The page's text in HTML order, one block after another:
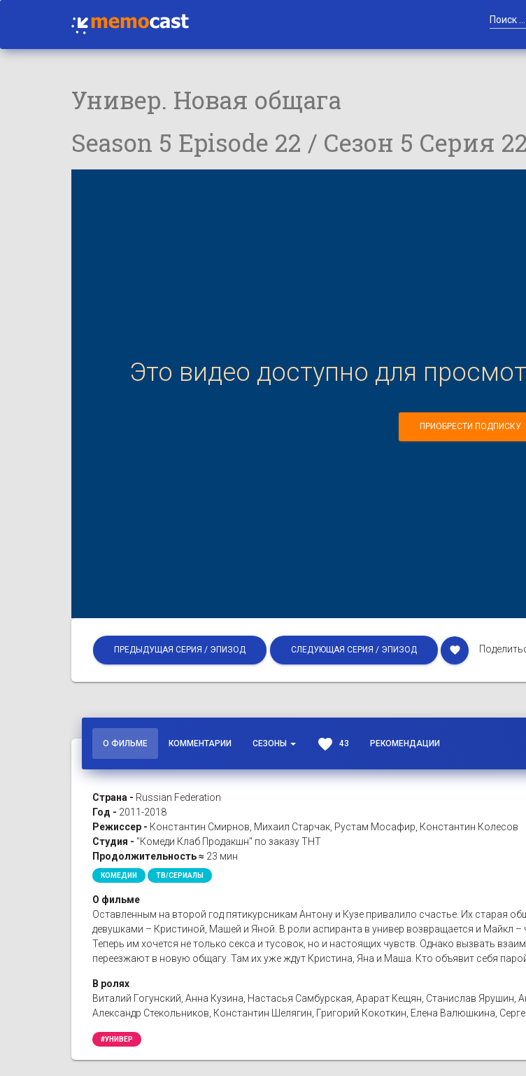
Универ. Новая общага
Season 5 Episode 22 / Сезон 5 Серия 22
Это видео доступно для
ПРИОБРЕСТИ ПОДПИСКУ
ПРЕДЫДУЩАЯ СЕРИЯ / ЭПИЗОД СЛЕДУЮЩАЯ СЕРИЯ / ЭПИЗОД favorite
О ФИЛЬМЕ КОММЕНТАРИИ СЕЗОНЫ favorite 43 РЕКОМЕНДАЦИИ
Страна - Russian Federation
Год - 2011-2018
Режиссер - Константин Смирнов, Михаил Старчак, Рустам Мосафир, Константин Колесов
Студия - "Комеди Клаб Продакшн" по заказу ТНТ
Продолжительность ≈ 23 мин
КОМЕДИИ ТВ/СЕРИАЛЫ
О фильме
Оставленным на второй год пятикурсникам Антону и Кузе привалило счастье. Их старая
девушками – Кристиной, Машей и Яной. В роли аспиранта в универ возвращается и Майкл
Теперь им хочется не только секса и тусовок, но и настоящих чувств. Однако вызвать
переезжают в новую общагу. Там их уже ждут Кристина, Яна и Маша. Кто объявит себя
В ролях
Виталий Гогунский, Анна Кузина, Настасья Самбурская, Арарат Кещян, Станислав Ярушин,
Александр Стекольников, Константин Шелягин, Григорий Кокоткин, Елена Валюшкина,
#УНИВЕР